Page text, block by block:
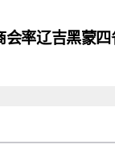
率辽吉黑蒙